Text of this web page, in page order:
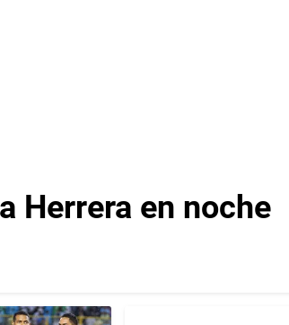
Herrera en noche